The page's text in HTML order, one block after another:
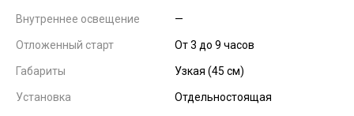
Внутреннее освещение —
Отложенный старт От 3 до 9 часов
Габариты Узкая (45 см)
Установка Отдельностоящая